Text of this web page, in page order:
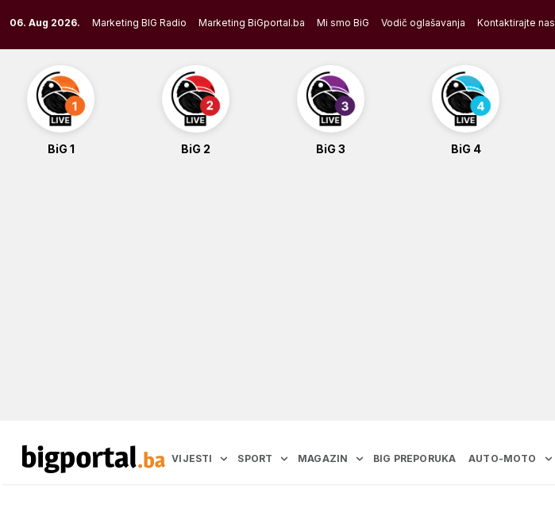
to
content
06. Aug 2026. Marketing BIG Radio Marketing BiGportal.ba Mi smo BiG Vodič oglašavanja Kontaktirajte nas
BiG 1 BiG 2 BiG 3 BiG 4
VIJESTI SPORT MAGAZIN BIG PREPORUKA AUTO-MOTO